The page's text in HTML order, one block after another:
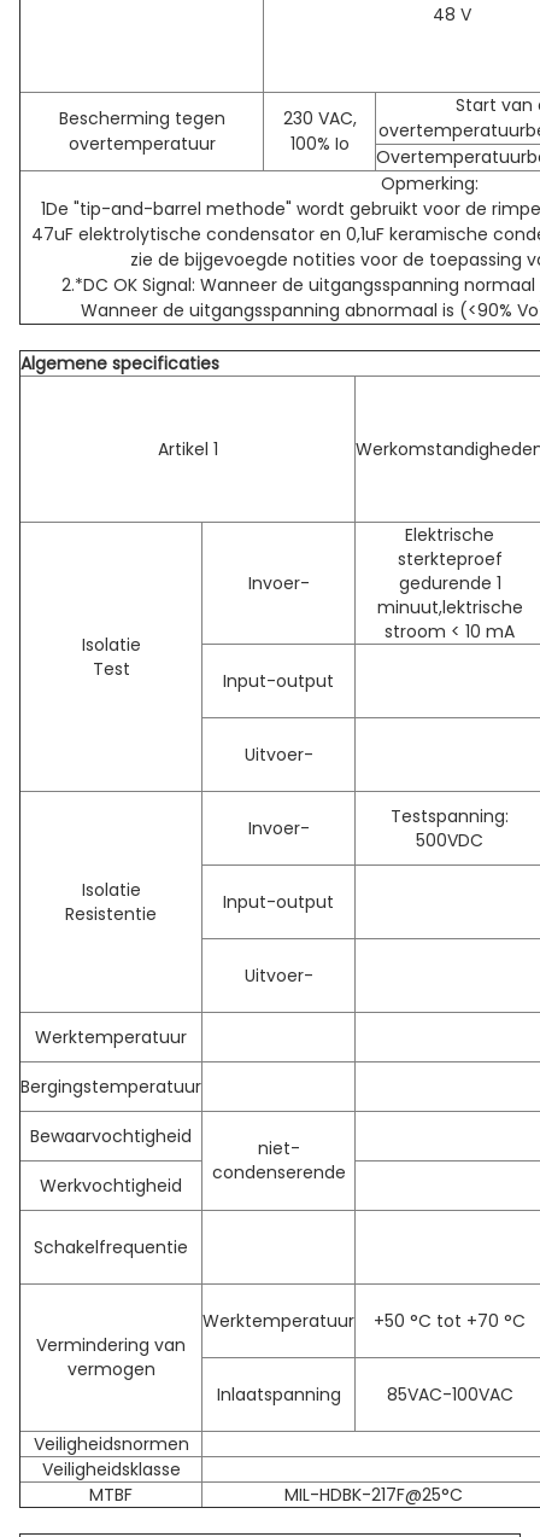
48 V
Bescherming tegen
overtemperatuur
230 VAC,
100% Io
Start van
Opmerking:
1De "tip-and-barrel methode" wordt gebruikt voor de
47uF elektrolytische condensator en 0,1uF keramische
zie de bijgevoegde notities voor de toepassing
2.*DC OK Signal: Wanneer de uitgangsspanning
Wanneer de uitgangsspanning abnormaal is (<90%
Algemene specificaties
Artikel 1
Isolatie
Test
Invoer-
Elektrische
sterkteproef
gedurende 1
minuut,lektrische
stroom < 10 mA
Input-output
Uitvoer-
Isolatie
Resistentie
Invoer-
Testspanning:
500VDC
Input-output
Uitvoer-
Werktemperatuur
Bergingstemperatuur
Bewaarvochtigheid
niet-
condenserende
Werkvochtigheid
Schakelfrequentie
Vermindering van
vermogen
Werktemperatuur +50 °C tot +70 °C
Inlaatspanning 85VAC-100VAC
Veiligheidsnormen
Veiligheidsklasse
MTBF
MIL-HDBK-217F@25°C